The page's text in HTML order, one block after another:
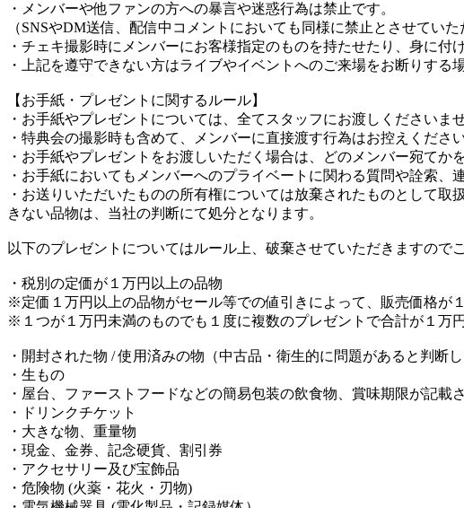
・メンバーや他ファンの方への暴言や迷惑行為は禁止です。
（SNSやDM送信、配信中コメントにおいても同様に禁止とさせていた
・チェキ撮影時にメンバーにお客様指定のものを持たせたり、身に付
・上記を遵守できない方はライブやイベントへのご来場をお断りする
【お手紙・プレゼントに関するルール】
・お手紙やプレゼントについては、全てスタッフにお渡しくださいませ
・特典会の撮影時も含めて、メンバーに直接渡す行為はお控えください
・お手紙やプレゼントをお渡しいただく場合は、どのメンバー宛て
・お手紙においてもメンバーへのプライベートに関わる質問や詮索、
・お送りいただいたものの所有権については放棄されたものとして
きない品物は、当社の判断にて処分となります。
以下のプレゼントについてはルール上、破棄させていただきますので
・税別の定価が１万円以上の品物
※定価１万円以上の品物がセール等での値引きによって、販売価格が
※１つが１万円未満のものでも１度に複数のプレゼントで合計が１万
・開封された物 / 使用済みの物（中古品・衛生的に問題があると判断し
・生もの
・屋台、ファーストフードなどの簡易包装の飲食物、賞味期限が記載
・ドリンクチケット
・大きな物、重量物
・現金、金券、記念硬貨、割引券
・アクセサリー及び宝飾品
・危険物 (火薬・花火・刃物)